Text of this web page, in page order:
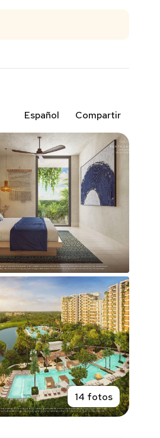
Español Compartir
14 fotos